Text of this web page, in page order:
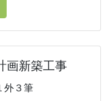
画新築工事
外３筆